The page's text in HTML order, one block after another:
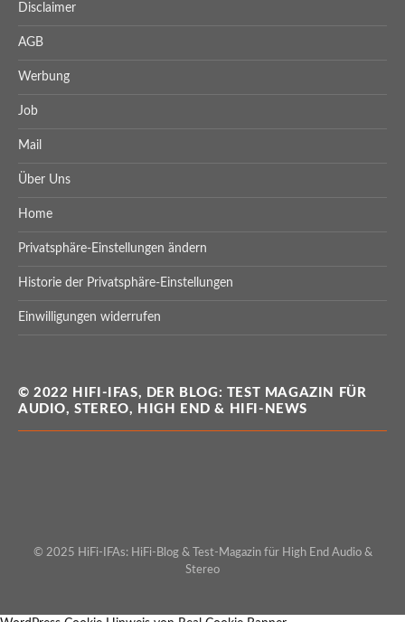
Disclaimer
AGB
Werbung
Job
Mail
Über Uns
Home
Privatsphäre-Einstellungen ändern
Historie der Privatsphäre-Einstellungen
Einwilligungen widerrufen
© 2022 HIFI-IFAS, DER BLOG: TEST MAGAZIN FÜR
AUDIO, STEREO, HIGH END & HIFI-NEWS
© 2025 HiFi-IFAs: HiFi-Blog & Test-Magazin für High End Audio &
Stereo